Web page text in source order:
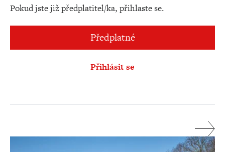
Pokud jste již předplatitel/ka, přihlaste se.
Předplatné
Přihlásit se